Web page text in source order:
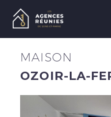
MAISON
OZOIR-LA-